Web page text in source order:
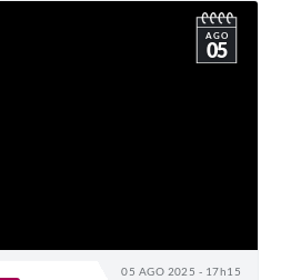
05 AGO 2025 - 17h15
AGO
05